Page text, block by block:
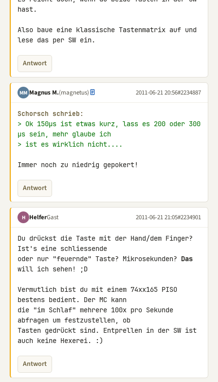
hast.
Also baue eine klassische Tastenmatrix auf und
lese das per SW ein.
Antwort
MM Magnus M.(magnetus) 2011-06-21 20:56#2234887
Schorsch schrieb:
> Ok 150µs ist etwas kurz, lass es 200 oder 300
µs sein, mehr glaube ich
> ist es wirklich nicht....
Immer noch zu niedrig gepokert!
Antwort
H HelferGast 2011-06-21 21:05#2234901
Du drückst die Taste mit der Hand/dem Finger?
Ist's eine schliessende
oder nur "feuernde" Taste? Mikrosekunden? Das
will ich sehen! ;D
Vermutlich bist du mit einem 74xx165 PISO
bestens bedient. Der MC kann
die "im Schlaf" mehrere 100x pro Sekunde
abfragen um festzustellen, ob
Tasten gedrückt sind. Entprellen in der SW ist
auch keine Hexerei. :)
Antwort